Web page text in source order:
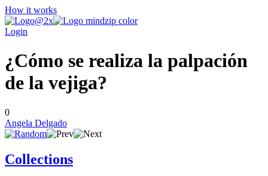
How it works
Login
¿Cómo se realiza la palpación
de la vejiga?
0
Angela Delgado
Collections